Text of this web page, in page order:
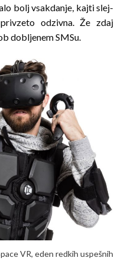
bolj vsakdanje, kajti slej­
odzivna. Že zdaj
dobljenem SMSu.
VR, eden redkih uspešnih